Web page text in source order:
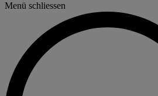
Menü schliessen